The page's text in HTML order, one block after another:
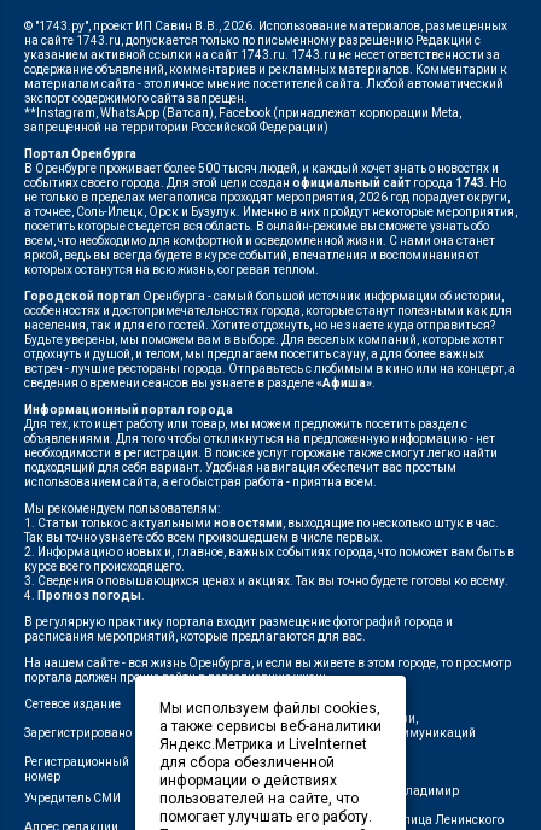
© "1743.ру", проект ИП Савин В.В., 2026. Использование материалов, размещенных
на сайте 1743.ru, допускается только по письменному разрешению Редакции с
указанием активной ссылки на сайт 1743.ru. 1743.ru не несет ответственности за
содержание объявлений, комментариев и рекламных материалов. Комментарии к
материалам сайта - это личное мнение посетителей сайта. Любой автоматический
экспорт содержимого сайта запрещен.
**Instagram, WhatsApp (Ватсап), Facebook (принадлежат корпорации Meta,
запрещенной на территории Российской Федерации)
Портал Оренбурга
В Оренбурге проживает более 500 тысяч людей, и каждый хочет знать о новостях и
событиях своего города. Для этой цели создан официальный сайт города 1743. Но
не только в пределах мегаполиса проходят мероприятия, 2026 год порадует округи,
а точнее, Соль-Илецк, Орск и Бузулук. Именно в них пройдут некоторые мероприятия,
посетить которые съедется вся область. В онлайн-режиме вы сможете узнать обо
всем, что необходимо для комфортной и осведомленной жизни. С нами она станет
яркой, ведь вы всегда будете в курсе событий, впечатления и воспоминания от
которых останутся на всю жизнь, согревая теплом.
Городской портал Оренбурга - самый большой источник информации об истории,
особенностях и достопримечательностях города, которые станут полезными как для
населения, так и для его гостей. Хотите отдохнуть, но не знаете куда отправиться?
Будьте уверены, мы поможем вам в выборе. Для веселых компаний, которые хотят
отдохнуть и душой, и телом, мы предлагаем посетить сауну, а для более важных
встреч - лучшие рестораны города. Отправьтесь с любимым в кино или на концерт, а
сведения о времени сеансов вы узнаете в разделе«Афиша».
Информационный портал города
Для тех, кто ищет работу или товар, мы можем предложить посетить раздел с
объявлениями. Для того чтобы откликнуться на предложенную информацию - нет
необходимости в регистрации. В поиске услуг горожане также смогут легко найти
подходящий для себя вариант. Удобная навигация обеспечит вас простым
использованием сайта, а его быстрая работа - приятна всем.
Мы рекомендуем пользователям:
1. Статьи только с актуальными новостями, выходящие по несколько штук в час.
Так вы точно узнаете обо всем произошедшем в числе первых.
2. Информацию о новых и, главное, важных событиях города, что поможет вам быть в
курсе всего происходящего.
3. Сведения о повышающихся ценах и акциях. Так вы точно будете готовы ко всему.
4. Прогноз погоды.
В регулярную практику портала входит размещение фотографий города и
расписания мероприятий, которые предлагаются для вас.
На нашем сайте - вся жизнь Оренбурга, и если вы живете в этом городе, то просмотр
портала должен прочно войти в повседневную жизнь.
Сетевое издание
"1743"
Зарегистрировано
Федеральной службой по надзору в сфере связи,
информационных технологий и массовых коммуникаций
(Роскомнадзор)
Регистрационный
номер
ЭЛ № ФС 77-75960 от 19.06.2019 г.
Учредитель СМИ
Индивидуальный предприниматель Савин Владимир
Валерьевич
462411, Оренбургская область, город Орск, улица Ленинского
Мы используем файлы cookies,
а также сервисы веб-аналитики
Яндекс.Метрика и LiveInternet
для сбора обезличенной
информации о действиях
пользователей на сайте, что
помогает улучшать его работу.